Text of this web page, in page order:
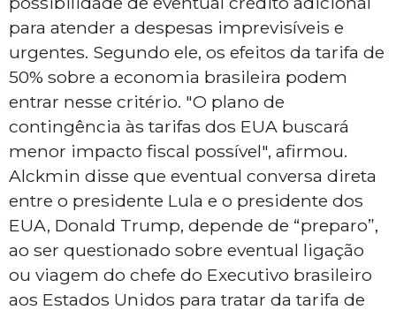
para atender a despesas imprevisíveis e
urgentes. Segundo ele, os efeitos da tarifa de
50% sobre a economia brasileira podem
entrar nesse critério. "O plano de
contingência às tarifas dos EUA buscará
menor impacto fiscal possível", afirmou.
Alckmin disse que eventual conversa direta
entre o presidente Lula e o presidente dos
EUA, Donald Trump, depende de “preparo”,
ao ser questionado sobre eventual ligação
ou viagem do chefe do Executivo brasileiro
aos Estados Unidos para tratar da tarifa de